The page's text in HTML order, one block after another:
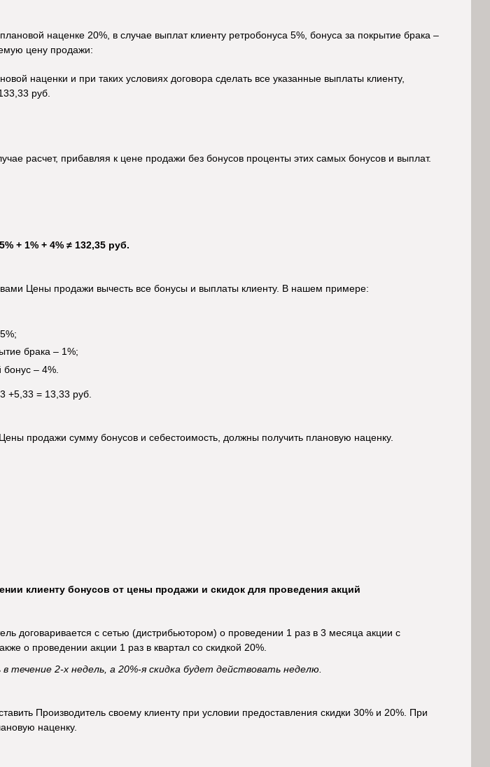
наценке 20%, в случае выплат клиенту ретробонуса 5%, бонуса за покрытие брака –
цену продажи:
наценки и при таких условиях договора сделать все указанные выплаты клиенту,
руб.
расчет, прибавляя к цене продажи без бонусов проценты этих самых бонусов и выплат.
+ 1% + 4% ≠ 132,35 руб.
вами Цены продажи вычесть все бонусы и выплаты клиенту. В нашем примере:
брака – 1%;
бонус – 4%.
+5,33 = 13,33 руб.
продажи сумму бонусов и себестоимость, должны получить плановую наценку.
клиенту бонусов от цены продажи и скидок для проведения акций
договаривается с сетью (дистрибьютором) о проведении 1 раз в 3 месяца акции с
о проведении акции 1 раз в квартал со скидкой 20%.
течение 2-х недель, а 20%-я скидка будет действовать неделю.
Производитель своему клиенту при условии предоставления скидки 30% и 20%. При
наценку.